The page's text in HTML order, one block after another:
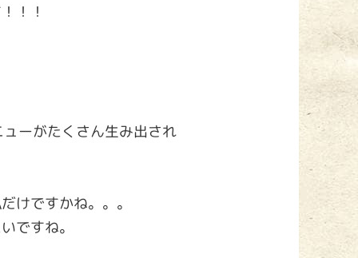
！！
ーがたくさん生み出され
けですかね。。。
ですね。